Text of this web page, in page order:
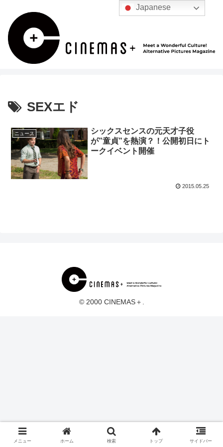
SEXエド
ニュース
シックスセンスの元天才子役
が”童貞”を熱演？！公開初日にト
ークイベント開催
2015.05.25
© 2000 CINEMAS＋.
メニュー ホーム 検索 トップ サイドバー
Japanese